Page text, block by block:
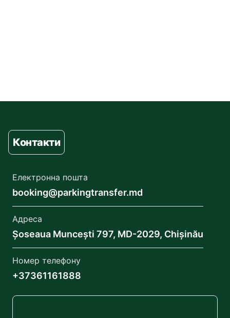
Контакти
Електронна пошта
booking@parkingtransfer.md
Адреса
Șoseaua Muncești 797, MD-2029, Chișinău
Номер телефону
+37361161888